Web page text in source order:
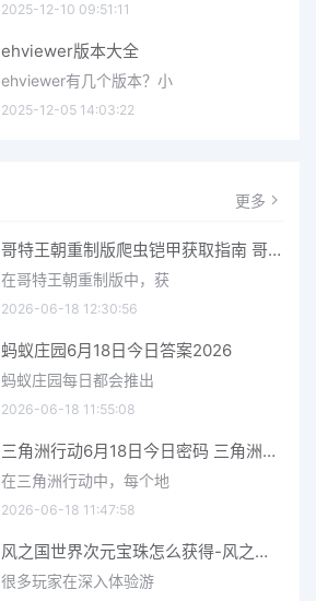
2025-12-10 09:51:11
ehviewer版本大全
ehviewer有几个版本？小
2025-12-05 14:03:22
更多
哥特王朝重制版爬虫铠甲获取指南 哥特王朝重制版爬虫铠甲获取方法
在哥特王朝重制版中，获
2026-06-18 12:30:56
蚂蚁庄园6月18日今日答案2026
蚂蚁庄园每日都会推出
2026-06-18 11:55:08
三角洲行动6月18日今日密码 三角洲行动2026年6月18今日摩斯密码分享
在三角洲行动中，每个地
2026-06-18 11:47:58
风之国世界次元宝珠怎么获得-风之国世界次元宝珠获取方法介绍
很多玩家在深入体验游